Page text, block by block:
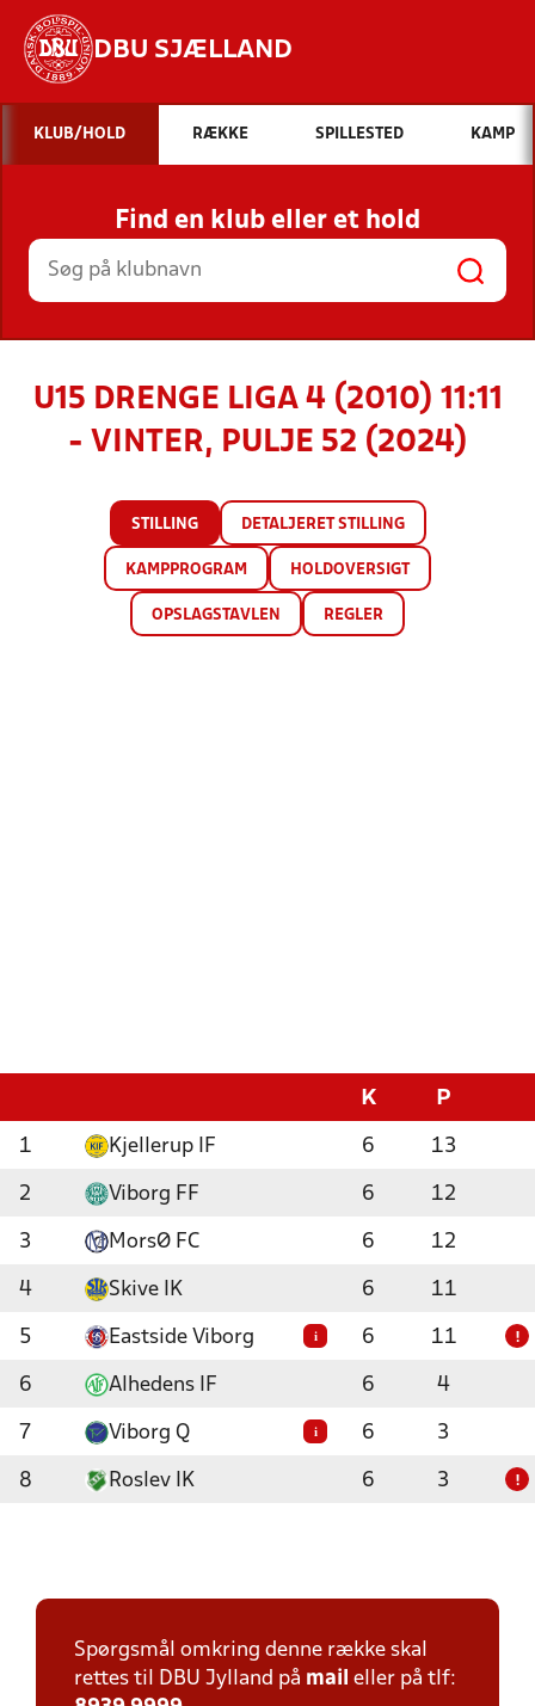
DBU SJÆLLAND
Hvad vil du søge efter?
INDHOLD OG NYHEDER
STILLINGER, RESULTATER, KLUBBER OG
HOLD
KLUB/HOLD RÆKKE SPILLESTED KAMP
Find en klub eller et hold
U15 DRENGE LIGA 4 (2010) 11:11
- VINTER, PULJE 52 (2024)
STILLING DETALJERET STILLING
KAMPPROGRAM HOLDOVERSIGT
OPSLAGSTAVLEN REGLER
K P
1 Kjellerup IF 6 13
2 Viborg FF 6 12
3 MorsØ FC 6 12
4 Skive IK 6 11
5 Eastside Viborg i 6 11 !
6 Alhedens IF 6 4
7 Viborg Q i 6 3
8 Roslev IK 6 3 !
Spørgsmål omkring denne række skal
rettes til DBU Jylland på mail eller på tlf: